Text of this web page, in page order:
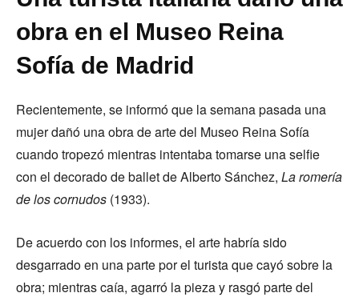
obra en el Museo Reina
Sofía de Madrid
Recientemente, se informó que la semana pasada una
mujer dañó una obra de arte del Museo Reina Sofía
cuando tropezó mientras intentaba tomarse una selfie
con el decorado de ballet de Alberto Sánchez, La romería
de los cornudos (1933).
De acuerdo con los informes, el arte habría sido
desgarrado en una parte por el turista que cayó sobre la
obra; mientras caía, agarró la pieza y rasgó parte del